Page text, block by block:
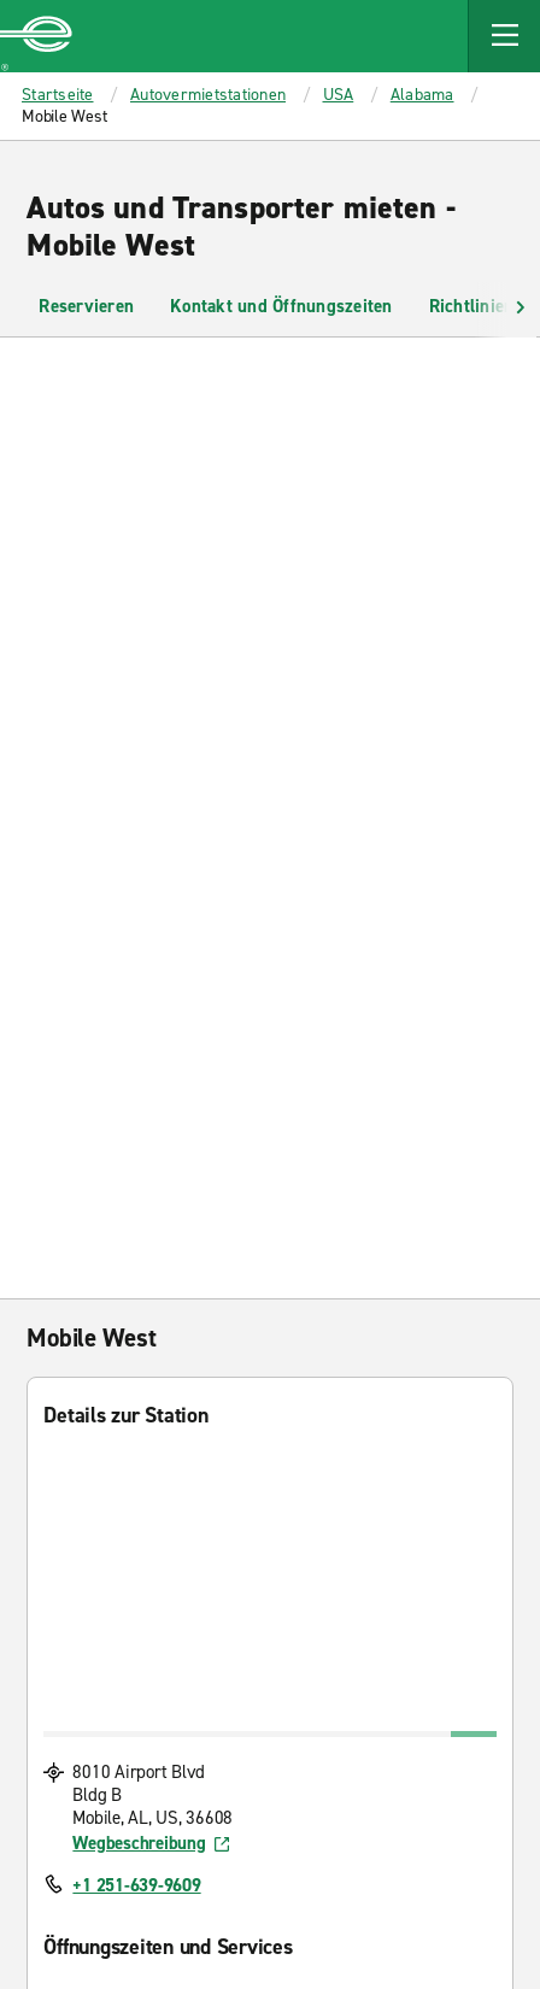
MAIN
CONTENT
Enterprise
Startseite Autovermietstationen USA
Alabama
Mobile West
Autos und Transporter mieten -
Mobile West
Reservieren Kontakt und Öffnungszeiten Richtlinien
Mobile West
Details zur Station
8010 Airport Blvd
Bldg B
Mobile, AL, US, 36608
Wegbeschreibung
+1 251-639-9609
Öffnungszeiten und Services